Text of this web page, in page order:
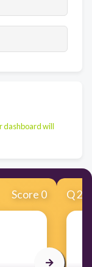
dashboard will
Score 0 Q2